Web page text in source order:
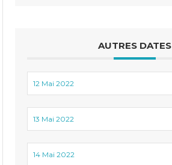
AUTRES DATES
12 Mai 2022
13 Mai 2022
14 Mai 2022